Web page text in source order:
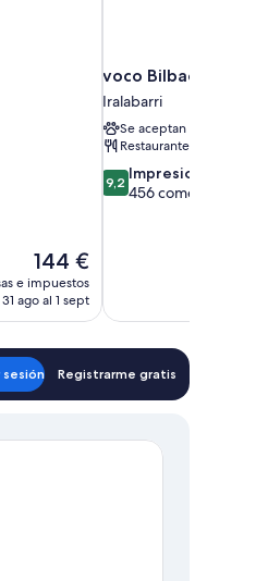
El
precio
actual
144 €
144 €
e impuestos
ago al 1 sept
voco Bilbao City by
Iralabarri
Se aceptan mascotas
Restaurante
9.2
sobre
9,2 Impresionante
456 comentarios
sesión Registrarme gratis